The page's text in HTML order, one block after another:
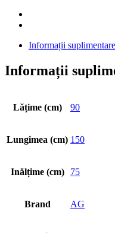
Informații suplimentare
Informații
Lățime (cm) 90
Lungimea (cm) 150
Inălțime (cm) 75
Brand AG